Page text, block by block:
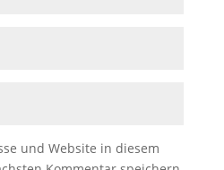
und Website in diesem